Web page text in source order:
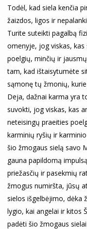
Todėl, kad siela kenčia
žaizdos, ligos ir
Turite suteikti pagalbą
omenyje, jog viskas,
poelgių, minčių ir
tam, kad ištaisytumėte
sąmonę tų žmonių, kurie
Deja, dažnai karma yra
suvokti, jog viskas, kas
neteisingų praeities
karminių ryšių ir
šio žmogaus sielą savo
gauna papildomą
priežasčių ir pasekmių
žmogus numiršta, jūsų
sielos išgelbėjimo, dėka
lygio, kai angelai ir kitos
padėti šio žmogaus